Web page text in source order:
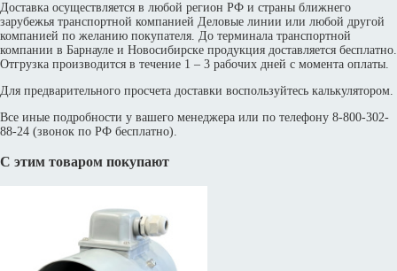
Доставка осуществляется в любой регион РФ и страны ближнего
зарубежья транспортной компанией Деловые линии или любой другой
компанией по желанию покупателя. До терминала транспортной
компании в Барнауле и Новосибирске продукция доставляется бесплатно.
Отгрузка производится в течение 1 – 3 рабочих дней с момента оплаты.
Для предварительного просчета доставки воспользуйтесь калькулятором.
Все иные подробности у вашего менеджера или по телефону 8-800-302-
88-24 (звонок по РФ бесплатно).
С этим товаром покупают